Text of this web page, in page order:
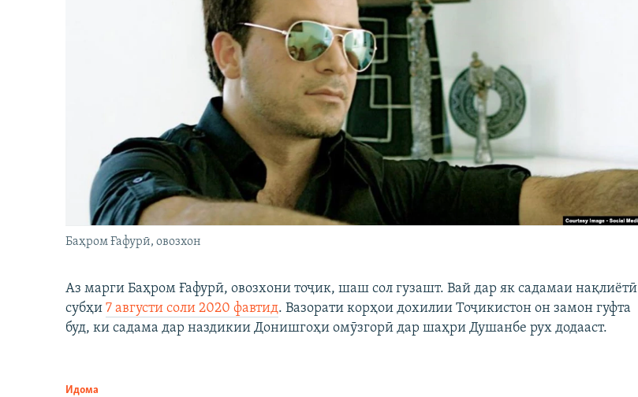
Баҳром Ғафурӣ, овозхон
Аз марги Баҳром Ғафурӣ, овозхони тоҷик, шаш сол гузашт. Вай дар як садамаи нақлиётӣ
субҳи 7 августи соли 2020 фавтид. Вазорати корҳои дохилии Тоҷикистон он замон гуфта
буд, ки садама дар наздикии Донишгоҳи омӯзгорӣ дар шаҳри Душанбе рух додааст.
Идома